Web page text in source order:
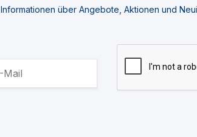
über Angebote, Aktionen und